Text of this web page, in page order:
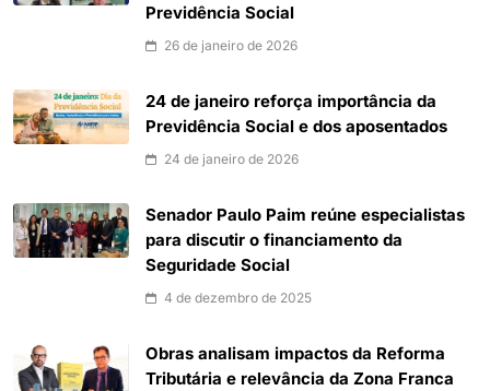
Previdência Social
26 de janeiro de 2026
24 de janeiro reforça importância da
Previdência Social e dos aposentados
24 de janeiro de 2026
Senador Paulo Paim reúne especialistas
para discutir o financiamento da
Seguridade Social
4 de dezembro de 2025
Obras analisam impactos da Reforma
Tributária e relevância da Zona Franca